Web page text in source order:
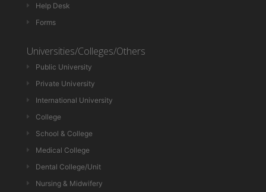
Help Desk
Forms
Universities/Colleges/Others
Public University
Private University
International University
College
School & College
Medical College
Dental College/Unit
Nursing & Midwifery